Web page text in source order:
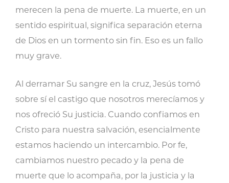
merecen la pena de muerte. La muerte, en un
sentido espiritual, significa separación eterna
de Dios en un tormento sin fin. Eso es un fallo
muy grave.
Al derramar Su sangre en la cruz, Jesús tomó
sobre sí el castigo que nosotros merecíamos y
nos ofreció Su justicia. Cuando confiamos en
Cristo para nuestra salvación, esencialmente
estamos haciendo un intercambio. Por fe,
cambiamos nuestro pecado y la pena de
muerte que lo acompaña, por la justicia y la